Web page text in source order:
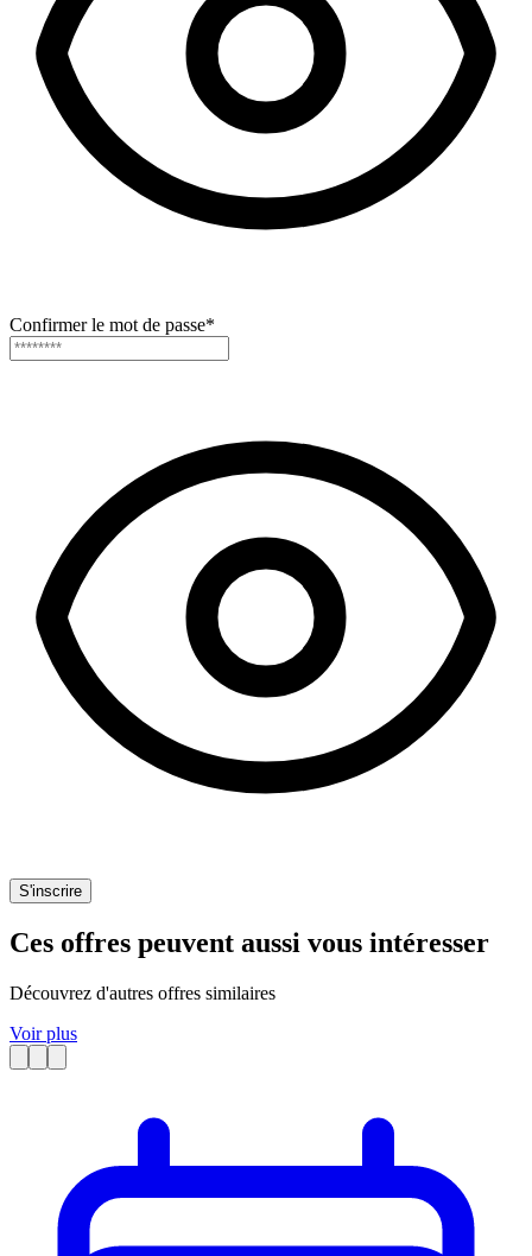
Confirmer le mot de passe*
S'inscrire
Ces offres peuvent aussi vous intéresser
Découvrez d'autres offres similaires
Voir plus